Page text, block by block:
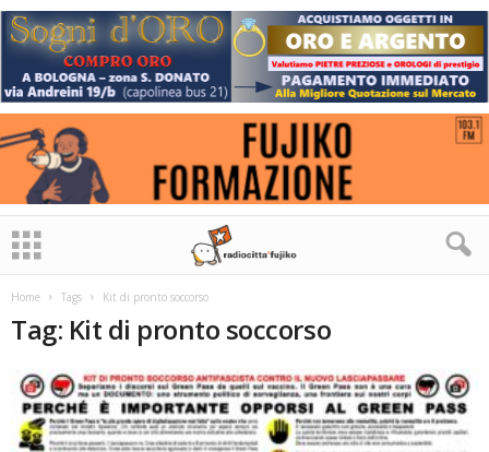
Home Tags Kit di pronto soccorso
Tag: Kit di pronto soccorso